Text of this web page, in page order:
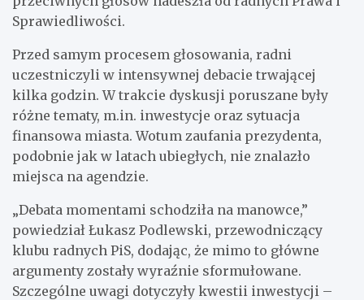
Sprawiedliwości.
Przed samym procesem głosowania, radni
uczestniczyli w intensywnej debacie trwającej
kilka godzin. W trakcie dyskusji poruszane były
różne tematy, m.in. inwestycje oraz sytuacja
finansowa miasta. Wotum zaufania prezydenta,
podobnie jak w latach ubiegłych, nie znalazło
miejsca na agendzie.
„Debata momentami schodziła na manowce,”
powiedział Łukasz Podlewski, przewodniczący
klubu radnych PiS, dodając, że mimo to główne
argumenty zostały wyraźnie sformułowane.
Szczególne uwagi dotyczyły kwestii inwestycji –